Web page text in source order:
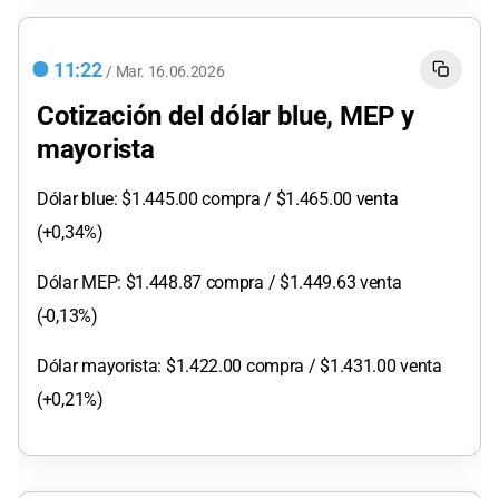
11:22 / Mar. 16.06.2026
Cotización del dólar blue, MEP y
mayorista
Dólar blue: $1.445.00 compra / $1.465.00 venta
(+0,34%)
Dólar MEP: $1.448.87 compra / $1.449.63 venta
(-0,13%)
Dólar mayorista: $1.422.00 compra / $1.431.00 venta
(+0,21%)